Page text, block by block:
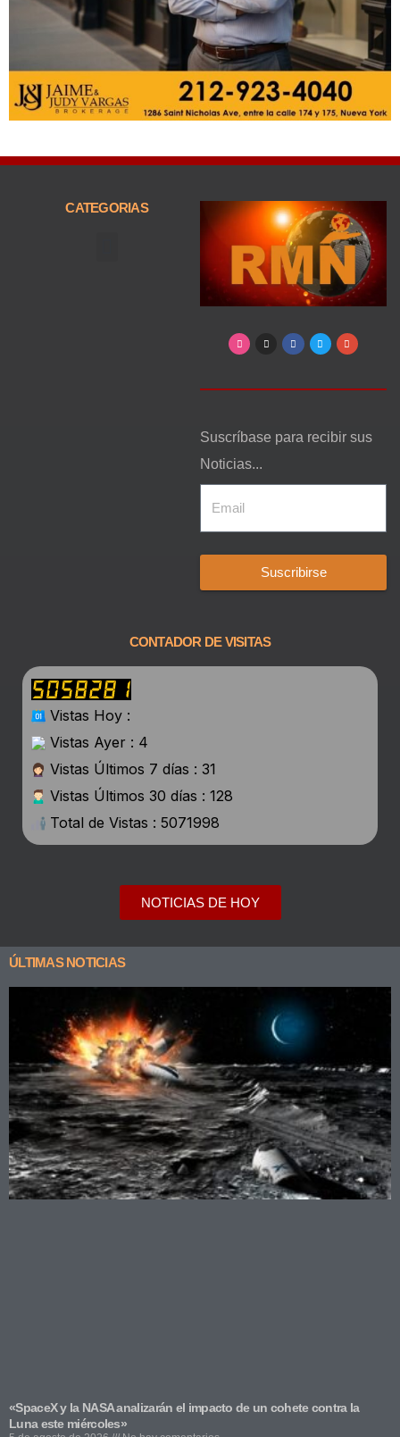
CATEGORIAS
Suscríbase para recibir sus
Noticias...
Suscribirse
CONTADOR DE VISITAS
Vistas Hoy :
Vistas Ayer : 4
Vistas Últimos 7 días : 31
Vistas Últimos 30 días : 128
Total de Vistas : 5071998
NOTICIAS DE HOY
ÚLTIMAS NOTICIAS
«SpaceX y la NASA analizarán el impacto de un cohete contra la
Luna este miércoles»